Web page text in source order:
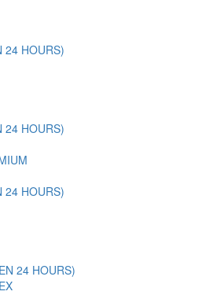
24 HOURS)
24 HOURS)
24 HOURS)
24 HOURS)